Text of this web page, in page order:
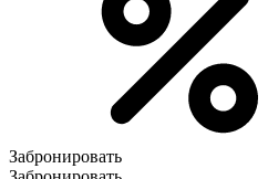
Забронировать